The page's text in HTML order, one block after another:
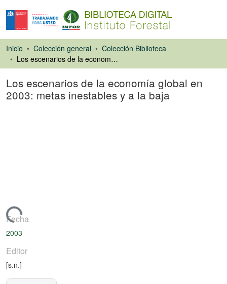
Inicio Colección general
Colección Biblioteca
Los escenarios de la economía global en 2003: metas inestables y a la baja
Los escenarios de la economía global en
2003: metas inestables y a la baja
Fecha
2003
Editor
[s.n.]